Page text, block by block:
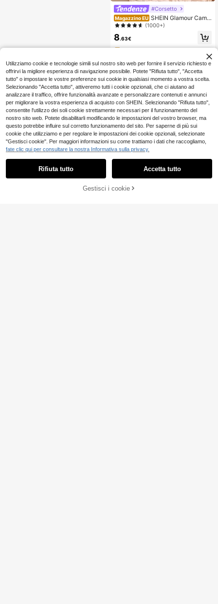
#Corsetto
Magazzino EU SHEIN Glamour Camic
etta elegante da donna con scollo a
primavera/estate, in pizzo bianco c
on fodera beige, corpetto modellant
e, top in pizzo donna, corpetto mod
ellante, corsetto in pizzo crema, cor
setti da donna, top con stecche
(1000+)
8.63€
4-7 giorni lavorativi
AGGIUNGI AL CARRELLO
Utilizziamo cookie e tecnologie simili sul nostro sito web per fornire il servizio richiesto e
offrirvi la migliore esperienza di navigazione possibile. Potete "Rifiuta tutto", "Accetta
tutto" o impostare le vostre preferenze sui cookie in qualsiasi momento a vostra scelta.
Selezionando "Accetta tutto", attiveremo tutti i cookie opzionali, che ci aiutano ad
analizzare il traffico, offrire funzionalità avanzate e personalizzare contenuti e annunci
per migliorare la vostra esperienza di acquisto con SHEIN. Selezionando "Rifiuta tutto",
consentite l'utilizzo dei soli cookie strettamente necessari per il funzionamento del
nostro sito web. Potete disabilitarli modificando le impostazioni del vostro browser, ma
questo potrebbe influire sul corretto funzionamento del sito. Per saperne di più sui
cookie che utilizziamo e per regolare le impostazioni dei cookie opzionali, selezionate
"Gestisci cookie". Per maggiori informazioni su come trattiamo i dati che raccogliamo,
fate clic qui per consultare la nostra Informativa sulla privacy.
Rifiuta tutto Accetta tutto
Gestisci i cookie